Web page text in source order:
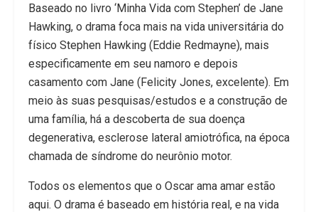
Baseado no livro ‘Minha Vida com Stephen’ de Jane
Hawking, o drama foca mais na vida universitária do
físico Stephen Hawking (Eddie Redmayne), mais
especificamente em seu namoro e depois
casamento com Jane (Felicity Jones, excelente). Em
meio às suas pesquisas/estudos e a construção de
uma família, há a descoberta de sua doença
degenerativa, esclerose lateral amiotrófica, na época
chamada de síndrome do neurônio motor.
Todos os elementos que o Oscar ama amar estão
aqui. O drama é baseado em história real, e na vida